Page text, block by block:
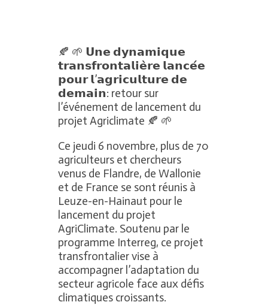
🍂 🌱 𝗨𝗻𝗲 𝗱𝘆𝗻𝗮𝗺𝗶𝗾𝘂𝗲
𝘁𝗿𝗮𝗻𝘀𝗳𝗿𝗼𝗻𝘁𝗮𝗹𝗶𝗲̀𝗿𝗲 𝗹𝗮𝗻𝗰𝗲́𝗲
𝗽𝗼𝘂𝗿 𝗹’𝗮𝗴𝗿𝗶𝗰𝘂𝗹𝘁𝘂𝗿𝗲 𝗱𝗲
𝗱𝗲𝗺𝗮𝗶𝗻: retour sur
l’événement de lancement du
projet Agriclimate 🍂 🌱
Ce jeudi 6 novembre, plus de 70
agriculteurs et chercheurs
venus de Flandre, de Wallonie
et de France se sont réunis à
Leuze-en-Hainaut pour le
lancement du projet
AgriClimate. Soutenu par le
programme Interreg, ce projet
transfrontalier vise à
accompagner l’adaptation du
secteur agricole face aux défis
climatiques croissants.